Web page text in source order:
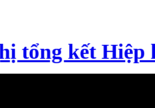
tổng kết Hiệp